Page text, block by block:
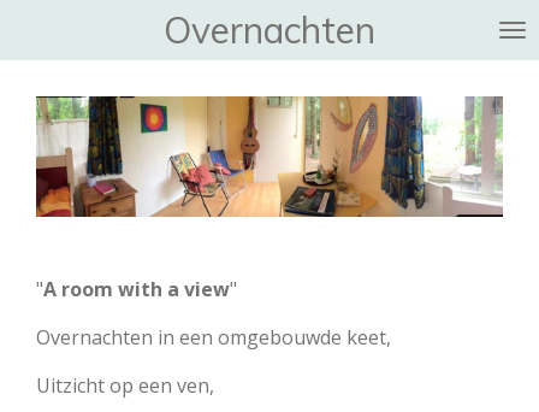
hoofdinhoud
Overnachten
"A room with a view"
Overnachten in een omgebouwde keet,
Uitzicht op een ven,